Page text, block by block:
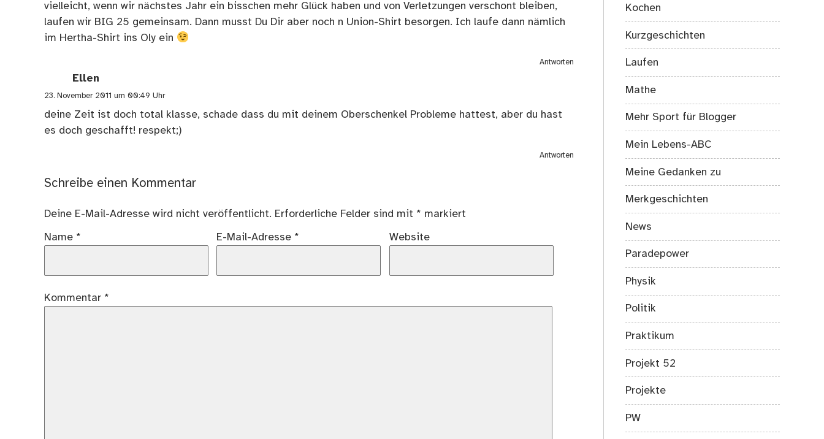
vielleicht, wenn wir nächstes Jahr ein bisschen mehr Glück haben und von Verletzungen verschont bleiben,
laufen wir BIG 25 gemeinsam. Dann musst Du Dir aber noch n Union-Shirt besorgen. Ich laufe dann nämlich
im Hertha-Shirt ins Oly ein
Antworten
Ellen
23. November 2011 um 00:49 Uhr
deine Zeit ist doch total klasse, schade dass du mit deinem Oberschenkel Probleme hattest, aber du hast
es doch geschafft! respekt;)
Antworten
Schreibe einen Kommentar
Deine E-Mail-Adresse wird nicht veröffentlicht. Erforderliche Felder sind mit * markiert
Name * E-Mail-Adresse * Website
Kommentar *
Kochen
Kurzgeschichten
Laufen
Mathe
Mehr Sport für Blogger
Mein Lebens-ABC
Meine Gedanken zu
Merkgeschichten
News
Paradepower
Physik
Politik
Praktikum
Projekt 52
Projekte
PW